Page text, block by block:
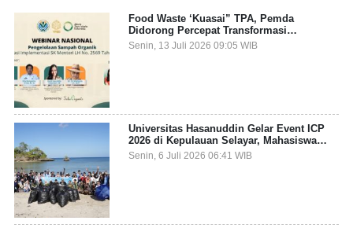
Food Waste ‘Kuasai” TPA, Pemda
Didorong Percepat Transformasi
Pengelolaan Sampah Organik dari Sumber
Senin, 13 Juli 2026 09:05 WIB
Universitas Hasanuddin Gelar Event ICP
2026 di Kepulauan Selayar, Mahasiswa
dari 27 Negara Jadi Partisipan
Senin, 6 Juli 2026 06:41 WIB